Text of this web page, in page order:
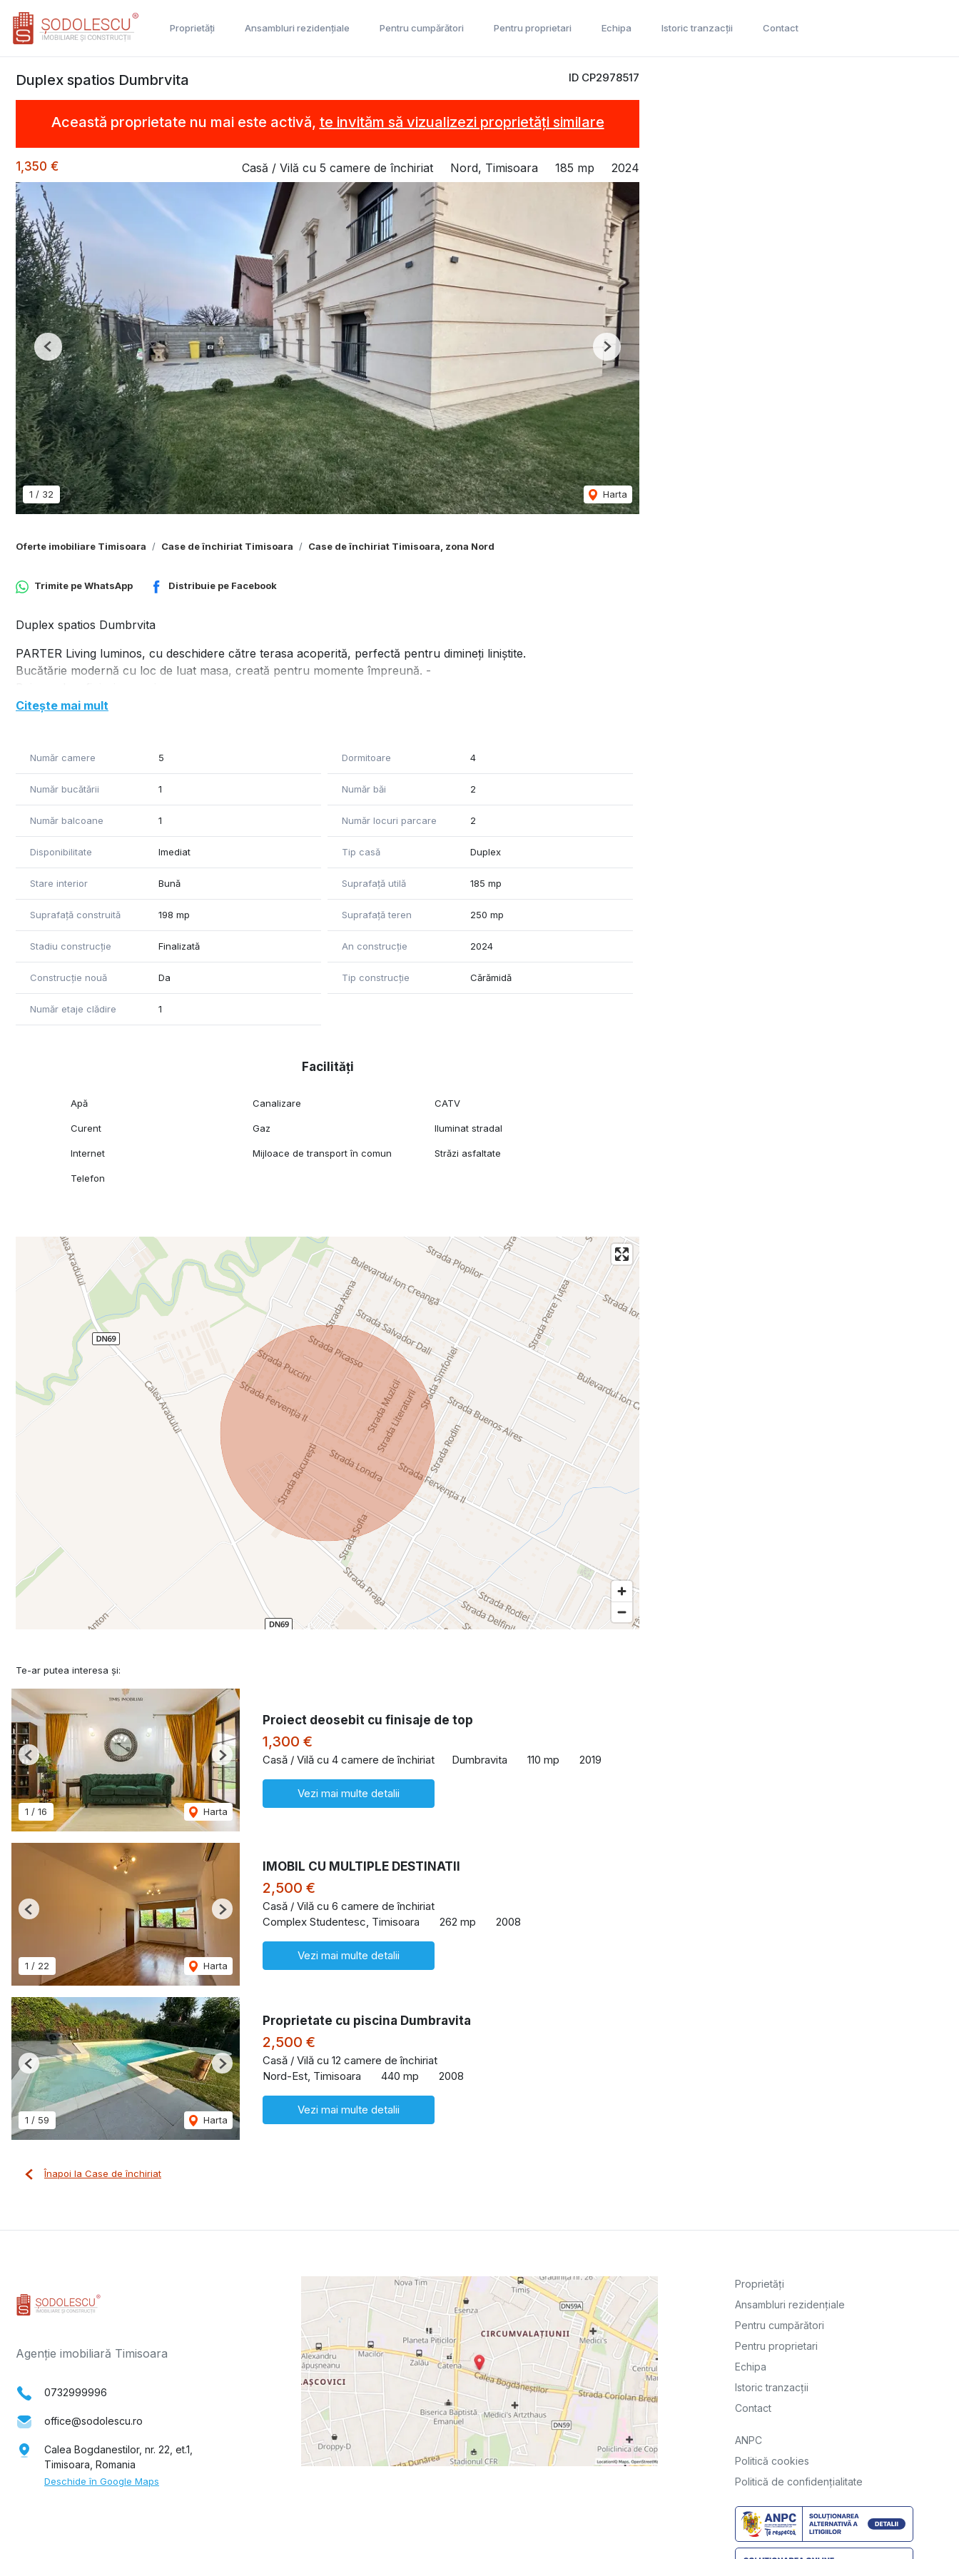
Proprietăți Ansambluri rezidențiale Pentru cumpărători Pentru proprietari Echipa Istoric tranzacții Contact
ID CP2978517
Duplex spatios Dumbrvita
Această proprietate nu mai este activă, te invităm să vizualizezi proprietăți similare
1,350 € Casă / Vilă cu 5 camere de închiriat Nord, Timisoara 185 mp 2024
1 / 32 Harta
Previous Next
Oferte imobiliare Timisoara Case de închiriat Timisoara Case de închiriat Timisoara, zona Nord
Trimite peWhatsApp Distribuie pe Facebook
Duplex spatios Dumbrvita
PARTER Living luminos, cu deschidere către terasa acoperită, perfectă pentru dimineți liniștite.
Bucătărie modernă cu loc de luat masa, creată pentru momente împreună. -
Dormitor - Cameră tehnică + spațiu de depozitare.
absolut, încălzire și răcire în pardoseală, pompă de căldură + centrală pe gaz, finisaje premium, atmosferă
exclusivistă.
Citește mai mult
Număr camere 5 Dormitoare 4
Număr bucătării 1 Număr băi 2
Număr balcoane 1 Număr locuri parcare 2
Disponibilitate Imediat Tip casă Duplex
Stare interior Bună Suprafață utilă 185 mp
Suprafață construită 198 mp Suprafață teren 250 mp
Stadiu construcție Finalizată An construcție 2024
Construcție nouă Da Tip construcție Cărămidă
Număr etaje clădire 1
Facilități
Apă Canalizare CATV
Curent Gaz Iluminat stradal
Internet Mijloace de transport în comun Străzi asfaltate
Telefon
Te-ar putea interesa și:
1 / 16 Harta
Previous Next
Proiect deosebit cu finisaje de top
1,300 €
Casă / Vilă cu 4 camere de închiriat Dumbravita 110 mp 2019
Vezi mai multe detalii
1 / 22 Harta
Previous Next
IMOBIL CU MULTIPLE DESTINATII
2,500 €
Casă / Vilă cu 6 camere de închiriat
Complex Studentesc, Timisoara
262 mp 2008
Vezi mai multe detalii
1 / 59 Harta
Previous Next
Proprietate cu piscina Dumbravita
2,500 €
Casă / Vilă cu 12 camere de închiriat
Nord-Est, Timisoara
440 mp 2008
Vezi mai multe detalii
Înapoi la Case de închiriat
Agenție imobiliară Timisoara
0732999996
office@sodolescu.ro
Calea Bogdanestilor, nr. 22, et.1,
Timisoara, Romania
Deschide în Google Maps
Proprietăți
Ansambluri rezidențiale
Pentru cumpărători
Pentru proprietari
Echipa
Istoric tranzacții
Contact
ANPC
Politică cookies
Politică de confidențialitate